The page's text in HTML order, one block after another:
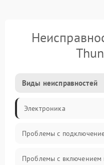
Виды неисправностей
Электроника
Проблемы с
Проблемы с включением